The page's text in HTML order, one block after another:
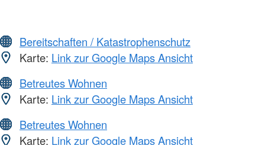
Bereitschaften / Katastrophenschutz
Karte: Link zur Google Maps Ansicht
Betreutes Wohnen
Karte: Link zur Google Maps Ansicht
Betreutes Wohnen
Karte: Link zur Google Maps Ansicht